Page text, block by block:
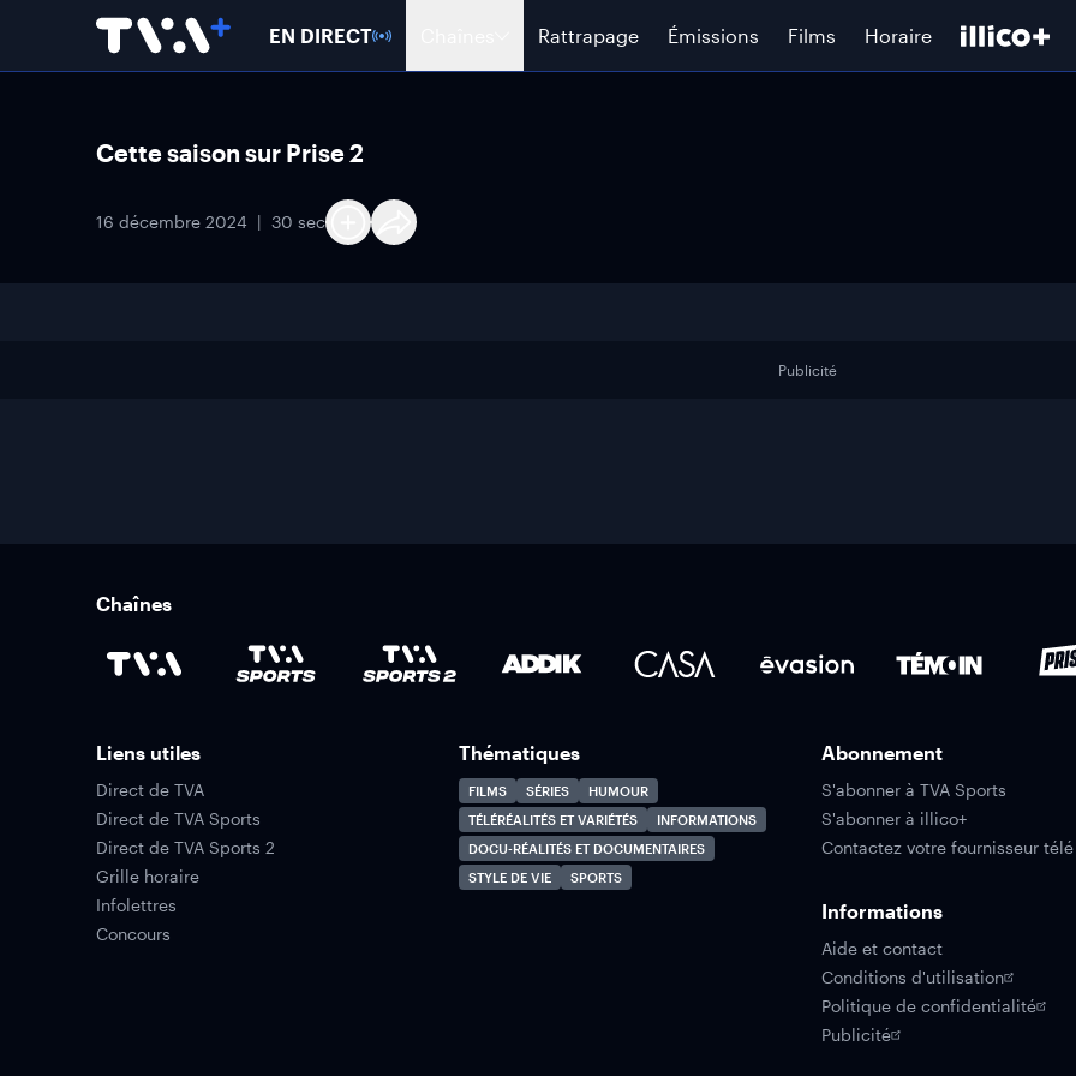
EN DIRECT Rattrapage Émissions Films Horaire
Cette saison sur Prise 2
16 décembre 2024 30 sec
Publicité
Chaînes
Liens utiles
Direct de TVA
Direct de TVA Sports
Direct de TVA Sports 2
Grille horaire
Infolettres
Concours
Thématiques
FILMS SÉRIES
HUMOUR
TÉLÉRÉALITÉS ET VARIÉTÉS
INFORMATIONS
DOCU-RÉALITÉS ET DOCUMENTAIRES
STYLE DE VIE
SPORTS
Abonnement
S'abonner à TVA Sports
S'abonner à illico+
Contactez votre fournisseur télé
Informations
Aide et contact
Conditions d'utilisation
Politique de confidentialité
Publicité